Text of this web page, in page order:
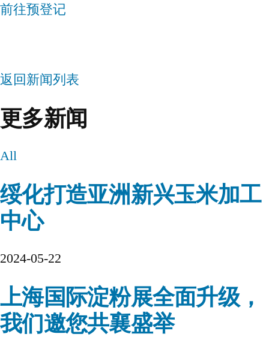
前往预登记
返回新闻列表
更多新闻
All
绥化打造亚洲新兴玉米加工
中心
2024-05-22
上海国际淀粉展全面升级，
我们邀您共襄盛举